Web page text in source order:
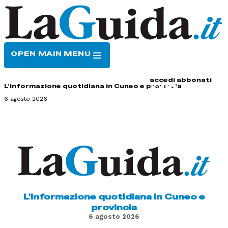
OPEN MAIN MENU
accedi abbonati
L'informazione quotidiana in Cuneo e provincia
6 agosto 2026
L'informazione quotidiana in Cuneo e
provincia
6 agosto 2026